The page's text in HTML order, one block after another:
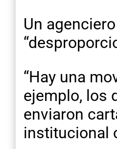
Un
“Hay una
ejemplo, los
enviaron
institucional